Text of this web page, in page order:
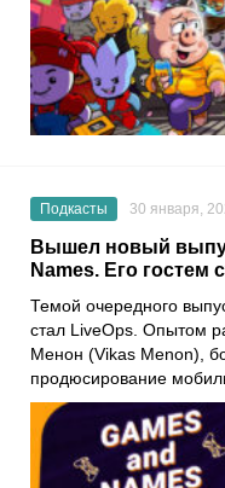
Подкасты 30 января,
Вышел новый
Names. Его гостем
Темой очередного
стал LiveOps. Опытом
Менон (Vikas Menon),
продюсирование